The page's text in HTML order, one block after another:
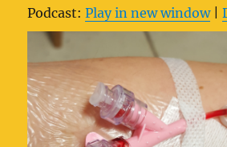
Podcast:Play in new window|